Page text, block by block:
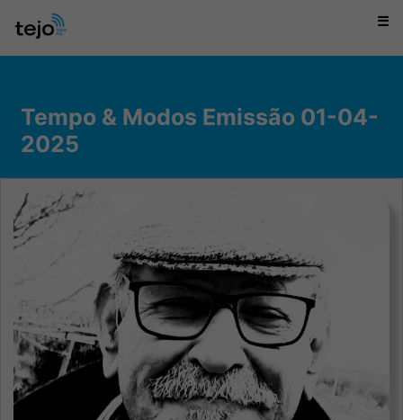
☰
Tempo & Modos Emissão 01-04-
2025